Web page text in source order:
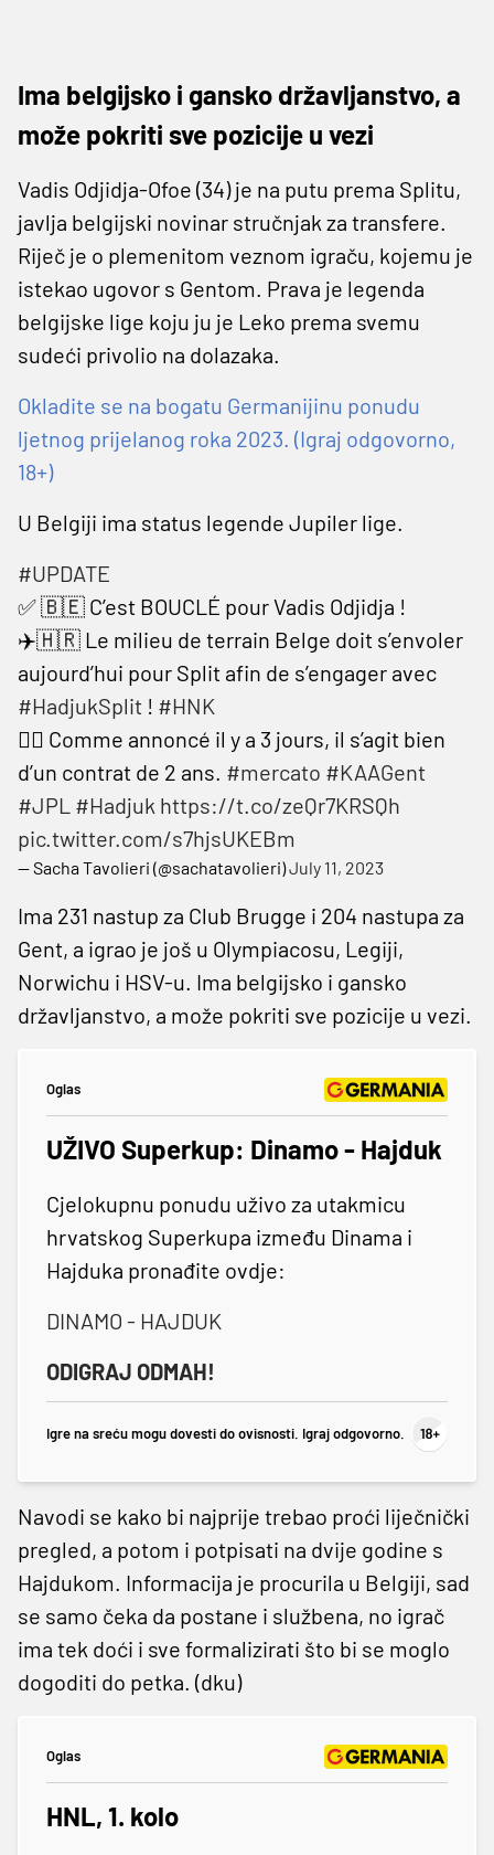
Ima belgijsko i gansko državljanstvo, a
može pokriti sve pozicije u vezi
Vadis Odjidja-Ofoe (34) je na putu prema Splitu,
javlja belgijski novinar stručnjak za transfere.
Riječ je o plemenitom veznom igraču, kojemu je
istekao ugovor s Gentom. Prava je legenda
belgijske lige koju ju je Leko prema svemu
sudeći privolio na dolazaka.
Okladite se na bogatu Germanijinu ponudu
ljetnog prijelanog roka 2023. (Igraj odgovorno,
18+)
U Belgiji ima status legende Jupiler lige.
#UPDATE
✅ 🇧🇪 C’est BOUCLÉ pour Vadis Odjidja !
✈️🇭🇷 Le milieu de terrain Belge doit s’envoler
aujourd’hui pour Split afin de s’engager avec
#HadjukSplit ! #HNK
✍🏼 Comme annoncé il y a 3 jours, il s’agit bien
d’un contrat de 2 ans. #mercato #KAAGent
#JPL #Hadjuk https://t.co/zeQr7KRSQh
pic.twitter.com/s7hjsUKEBm
— Sacha Tavolieri (@sachatavolieri)July 11, 2023
Ima 231 nastup za Club Brugge i 204 nastupa za
Gent, a igrao je još u Olympiacosu, Legiji,
Norwichu i HSV-u. Ima belgijsko i gansko
državljanstvo, a može pokriti sve pozicije u vezi.
Oglas
UŽIVO Superkup: Dinamo - Hajduk
Cjelokupnu ponudu uživo za utakmicu
hrvatskog Superkupa između Dinama i
Hajduka pronađite ovdje:
DINAMO - HAJDUK
ODIGRAJ ODMAH!
Igre na sreću mogu dovesti do ovisnosti. Igraj odgovorno.
Navodi se kako bi najprije trebao proći liječnički
pregled, a potom i potpisati na dvije godine s
Hajdukom. Informacija je procurila u Belgiji, sad
se samo čeka da postane i službena, no igrač
ima tek doći i sve formalizirati što bi se moglo
dogoditi do petka. (dku)
Oglas
HNL, 1. kolo